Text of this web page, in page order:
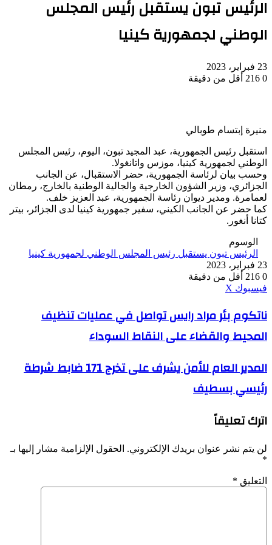
الرئيس تبون يستقبل رئيس المجلس
الوطني لجمهورية كينيا
23 فبراير، 2023
0
أقل من دقيقة
منيرة إبتسام طوبالي
استقبل رئيس الجمهورية، عبد المجيد تبون، اليوم، رئيس المجلس
الوطني لجمهورية كينيا، موزس واتانغولا.
وحسب بيان لرئاسة الجمهورية، حضر الاستقبال، عن الجانب
الجزائري، وزير الشؤون الخارجية والجالية الوطنية بالخارج، رمطان
لعمامرة. ومدير ديوان رئاسة الجمهورية، عبد العزيز خلف.
كما حضر عن الجانب الكيني، سفير جمهورية كينيا لدى الجزائر، بيتر
كتانا أنغور.
الوسوم
الرئيس تبون يستقبل رئيس المجلس الوطني لجمهورية كينيا
23 فبراير، 2023
0
أقل من دقيقة
فيسبوك ‫X
ناتكوم
بئر
مراد
رايس
في
عمليات
تنظيف
والقضاء
على
السوداء
ناتكوم بئر مراد رايس تواصل في عمليات تنظيف
المحيط والقضاء على النقاط السوداء
المدير
العام
للأمن
يشرف
تخرج
ضابط
شرطة
بسطيف
المدير العام للأمن يشرف على تخرج 171 ضابط شرطة
رئيسي بسطيف
اترك تعليقاً
لن يتم نشر عنوان بريدك الإلكتروني. الحقول الإلزامية مشار إليها بـ
*
التعليق *